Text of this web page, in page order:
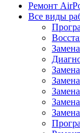
Ремонт
Все виды